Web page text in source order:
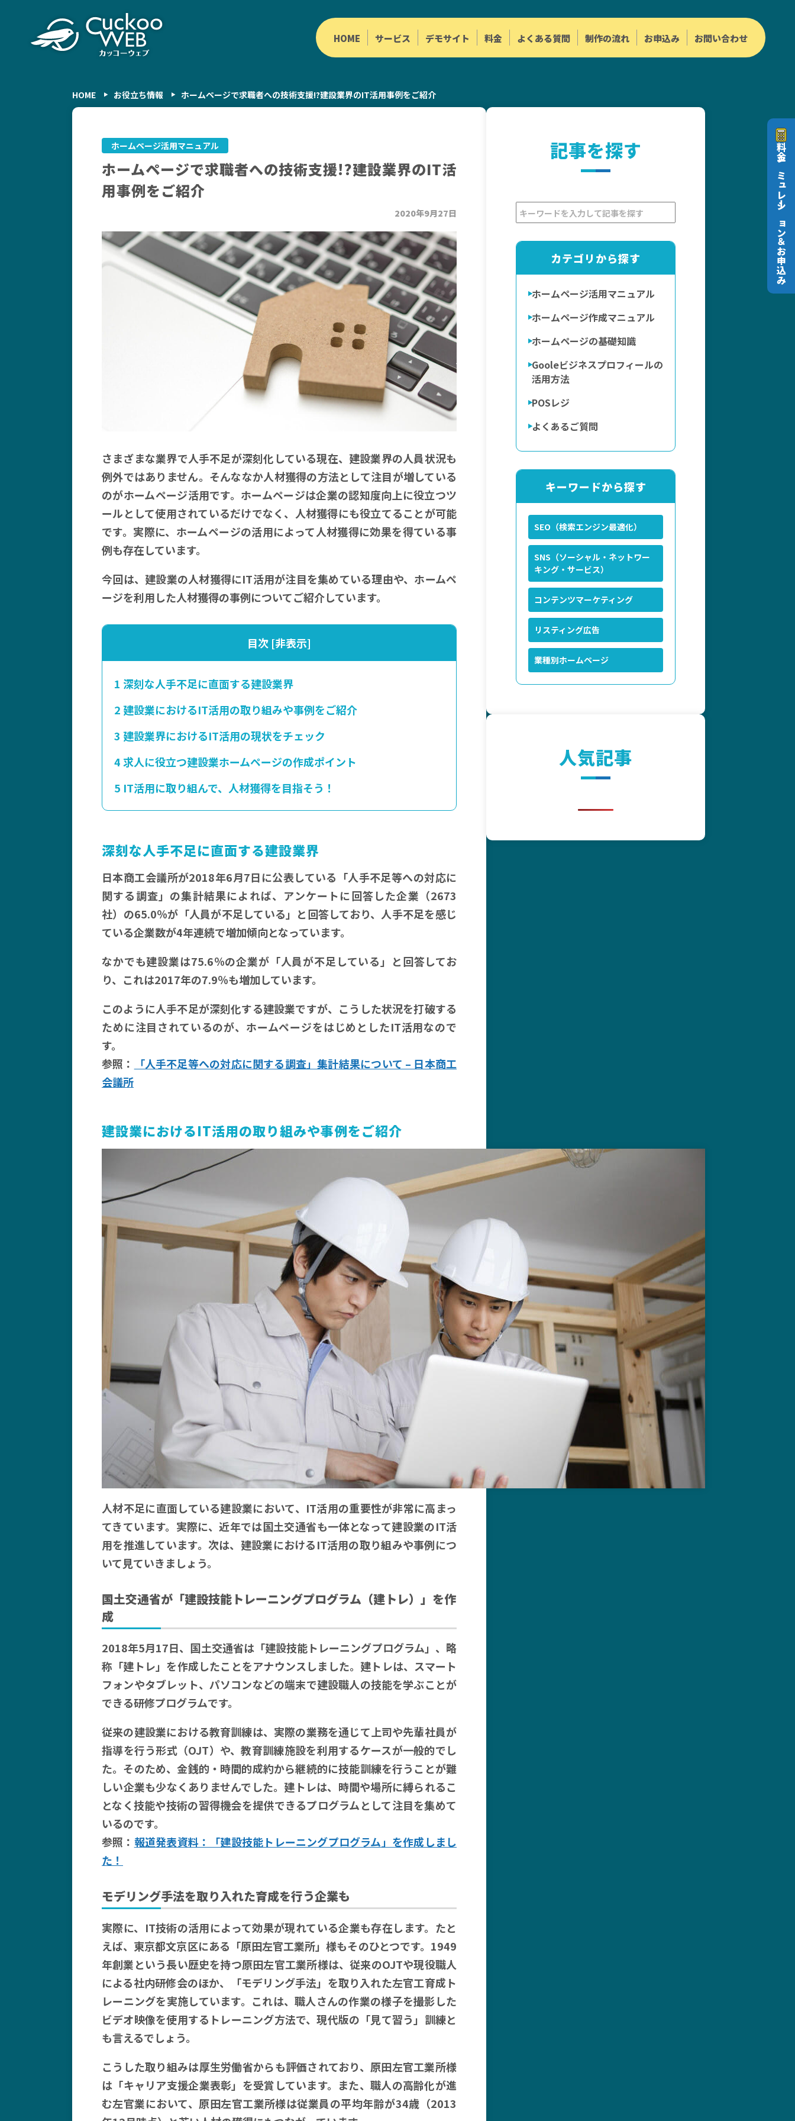
HOME サービス デモサイト 料金 よくある質問 制作の流れ お申込み お問い合わせ
料金シミュレーション＆お申込み
HOME お役立ち情報 ホームページで求職者への技術支援!?建設業界のIT活用事例をご紹介
ホームページ活用マニュアル
ホームページで求職者への技術支援!?建設業界のIT活
用事例をご紹介
2020年9月27日
さまざまな業界で人手不足が深刻化している現在、建設業界の人員状況も
例外ではありません。そんななか人材獲得の方法として注目が増している
のがホームページ活用です。ホームページは企業の認知度向上に役立つツ
ールとして使用されているだけでなく、人材獲得にも役立てることが可能
です。実際に、ホームページの活用によって人材獲得に効果を得ている事
例も存在しています。
今回は、建設業の人材獲得にIT活用が注目を集めている理由や、ホームペ
ージを利用した人材獲得の事例についてご紹介しています。
目次 [非表示]
1 深刻な人手不足に直面する建設業界
2 建設業におけるIT活用の取り組みや事例をご紹介
3 建設業界におけるIT活用の現状をチェック
4求人に役立つ建設業ホームページの作成ポイント
5 IT活用に取り組んで、人材獲得を目指そう！
深刻な人手不足に直面する建設業界
日本商工会議所が2018年6月7日に公表している「人手不足等への対応に
関する調査」の集計結果によれば、アンケートに回答した企業（2673
社）の65.0％が「人員が不足している」と回答しており、人手不足を感じ
ている企業数が4年連続で増加傾向となっています。
なかでも建設業は75.6％の企業が「人員が不足している」と回答してお
り、これは2017年の7.9％も増加しています。
このように人手不足が深刻化する建設業ですが、こうした状況を打破する
ために注目されているのが、ホームページをはじめとしたIT活用なので
す。
参照：
「人手不足等への対応に関する調査」集計結果について – 日本商工
会議所
建設業におけるIT活用の取り組みや事例をご紹介
人材不足に直面している建設業において、IT活用の重要性が非常に高まっ
てきています。実際に、近年では国土交通省も一体となって建設業のIT活
用を推進しています。次は、建設業におけるIT活用の取り組みや事例につ
いて見ていきましょう。
国土交通省が「建設技能トレーニングプログラム（建トレ）」を作
成
2018年5月17日、国土交通省は「建設技能トレーニングプログラム」、略
称「建トレ」を作成したことをアナウンスしました。建トレは、スマート
フォンやタブレット、パソコンなどの端末で建設職人の技能を学ぶことが
できる研修プログラムです。
従来の建設業における教育訓練は、実際の業務を通じて上司や先輩社員が
指導を行う形式（OJT）や、教育訓練施設を利用するケースが一般的でし
た。そのため、金銭的・時間的成約から継続的に技能訓練を行うことが難
しい企業も少なくありませんでした。建トレは、時間や場所に縛られるこ
となく技能や技術の習得機会を提供できるプログラムとして注目を集めて
いるのです。
参照： 報道発表資料：「建設技能トレーニングプログラム」を作成しまし
た！
モデリング手法を取り入れた育成を行う企業も
実際に、IT技術の活用によって効果が現れている企業も存在します。たと
えば、東京都文京区にある「原田左官工業所」様もそのひとつです。1949
年創業という長い歴史を持つ原田左官工業所様は、従来のOJTや現役職人
による社内研修会のほか、「モデリング手法」を取り入れた左官工育成ト
レーニングを実施しています。これは、職人さんの作業の様子を撮影した
ビデオ映像を使用するトレーニング方法で、現代版の「見て習う」訓練と
も言えるでしょう。
こうした取り組みは厚生労働省からも評価されており、原田左官工業所様
は「キャリア支援企業表彰」を受賞しています。また、職人の高齢化が進
む左官業において、原田左官工業所様は従業員の平均年齢が34歳（2013
記事を探す
カテゴリから探す
ホームページ活用マニュアル
ホームページ作成マニュアル
ホームページの基礎知識
Gooleビジネスプロフィールの
活用方法
POSレジ
よくあるご質問
キーワードから探す
SEO（検索エンジン最適化）
SNS（ソーシャル・ネットワー
キング・サービス）
コンテンツマーケティング
リスティング広告
業種別ホームページ
人気記事